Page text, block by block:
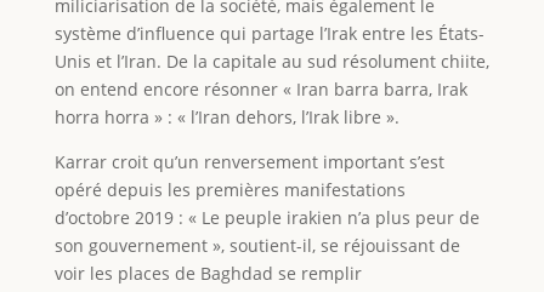
miliciarisation de la société, mais également le
système d’influence qui partage l’Irak entre les États-
Unis et l’Iran. De la capitale au sud résolument chiite,
on entend encore résonner « Iran barra barra, Irak
horra horra » : « l’Iran dehors, l’Irak libre ».
Karrar croit qu’un renversement important s’est
opéré depuis les premières manifestations
d’octobre 2019 : « Le peuple irakien n’a plus peur de
son gouvernement », soutient-il, se réjouissant de
voir les places de Baghdad se remplir